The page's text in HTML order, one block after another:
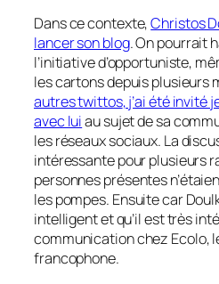
Dans ce contexte,Christos
lancer son blog. On pourrait
l’initiative d’opportuniste,
les cartons depuis plusieurs
autrestwittos, j’ai été invité
avec luiau sujet de sa
les réseaux sociaux. La
intéressante pour plusieurs
personnes présentes
les pompes. Ensuite car
intelligent et qu’il est très
communication chez Ecolo,
francophone.